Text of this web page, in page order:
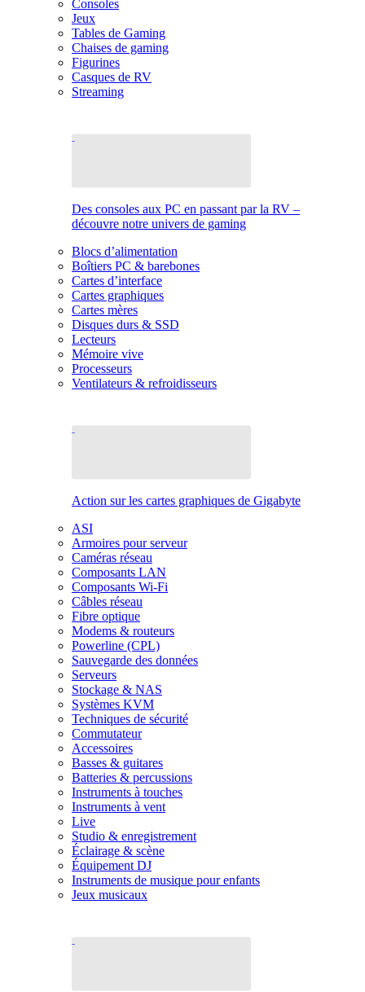
Consoles
Jeux
Tables de Gaming
Chaises de gaming
Figurines
Casques de RV
Streaming
Des consoles aux PC en passant par la RV –
découvre notre univers de gaming
Blocs d’alimentation
Boîtiers PC & barebones
Cartes d’interface
Cartes graphiques
Cartes mères
Disques durs & SSD
Lecteurs
Mémoire vive
Processeurs
Ventilateurs & refroidisseurs
Action sur les cartes graphiques de Gigabyte
ASI
Armoires pour serveur
Caméras réseau
Composants LAN
Composants Wi-Fi
Câbles réseau
Fibre optique
Modems & routeurs
Powerline (CPL)
Sauvegarde des données
Serveurs
Stockage & NAS
Systèmes KVM
Techniques de sécurité
Commutateur
Accessoires
Basses & guitares
Batteries & percussions
Instruments à touches
Instruments à vent
Live
Studio & enregistrement
Éclairage & scène
Équipement DJ
Instruments de musique pour enfants
Jeux musicaux